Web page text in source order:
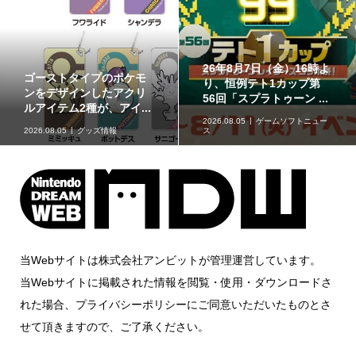
ゴーストタイプのポケモ
ンをデザインしたアクリ
ルアイテム2種が、アイ...
2026.08.05 グッズ情報
26年8月7日（金）16時よ
り、恒例テト1カップ第
56回「スプラトゥーン ...
2026.08.05
ゲームソフトニュー
ス
当Webサイトは株式会社アンビットが管理運営しています。
当Webサイトに掲載された情報を閲覧・使用・ダウンロードさ
れた場合、プライバシーポリシーにご同意いただいたものとさ
せて頂きますので、ご了承ください。